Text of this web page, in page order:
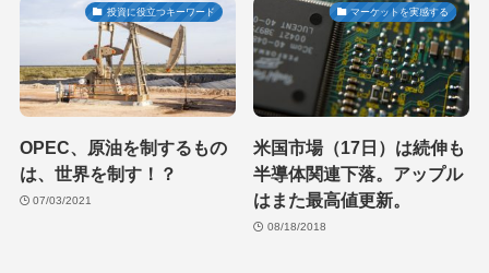
投資に役立つキーワード
OPEC、原油を制するもの
は、世界を制す！？
07/03/2021
マーケットを実感する
米国市場（17日）は続伸も
半導体関連下落。アップル
はまた最高値更新。
08/18/2018